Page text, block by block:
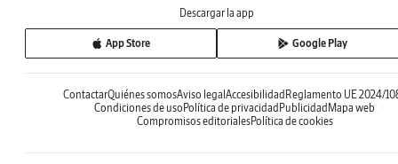
Descargar la app
App Store Google Play
ContactarQuiénes somosAviso legalAccesibilidadReglamento UE 2024/
Condiciones de usoPolítica de privacidadPublicidadMapa web
Compromisos editorialesPolítica de cookies